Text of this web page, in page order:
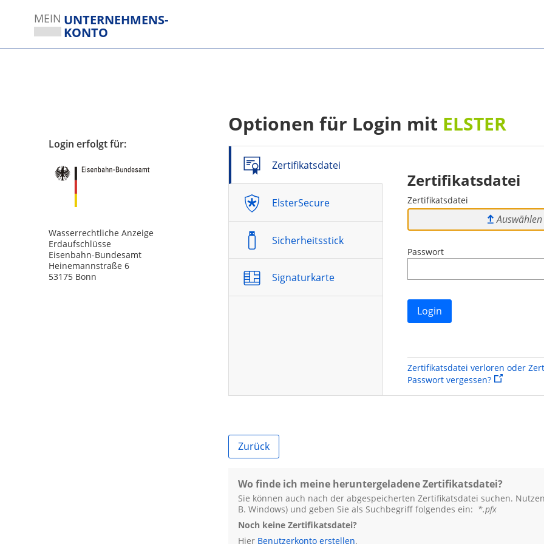
MEIN UNTERNEHMENS­
KONTO
Login erfolgt für:
Wasserrechtliche Anzeige
Erdaufschlüsse
Eisenbahn-Bundesamt
Heinemannstraße 6
53175 Bonn
Optionen für Login mit ELSTER
Sie befinden sich hier:
Zertifikatsdatei
ElsterSecure
Sicherheitsstick
Signaturkarte
Zertifikatsdatei
Zertifikatsdatei
Auswählen
Passwort
Login
Zertifikatsdatei verloren oder
Passwort vergessen?Sie verlassen
Zurück
Wo finde ich meine heruntergeladene Zertifikatsdatei?
Sie können auch nach der abgespeicherten Zertifikatsdatei suchen.
B. Windows) und geben Sie als Suchbegriff folgendes ein: *.pfx
Noch keine Zertifikatsdatei?
Hier Benutzerkonto erstellen.